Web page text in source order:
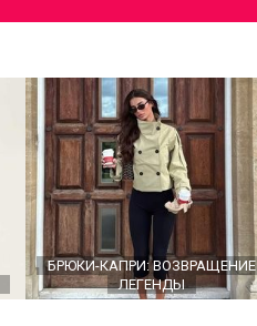
БРЮКИ-КАПРИ: ВОЗВРАЩЕНИЕ
ЛЕГЕНДЫ